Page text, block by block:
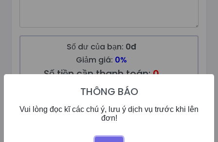
Số dư của bạn: 0đ
Giảm giá: 0%
Số tiền cần thanh toán:0
Tạo Tiến Trình
THÔNG BÁO
Vui lòng đọc kĩ các chú ý, lưu ý dịch vụ trước khi lên
đơn!